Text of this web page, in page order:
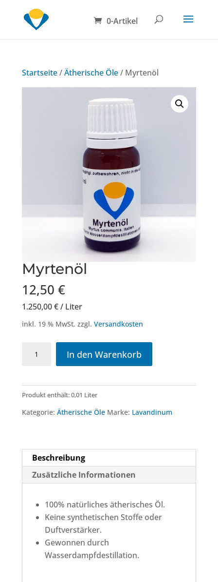
0-Artikel
Startseite/Ätherische Öle/ Myrtenöl
Myrtenöl
12,50 €
1.250,00€/ Liter
inkl. 19 % MwSt. zzgl. Versandkosten
In den Warenkorb
Produkt enthält: 0,01 Liter
Kategorie: Ätherische Öle Marke: Lavandinum
Beschreibung
Zusätzliche Informationen
100% natürliches ätherisches Öl.
Keine synthetischen Stoffe oder
Duftverstärker.
Gewonnen durch
Wasserdampfdestillation.